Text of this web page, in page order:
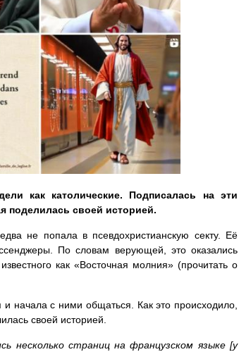
как католические. Подписалась на эти
поделилась своей историей.
не попала в псевдохристианскую секту. Её
По словам верующей, это оказались
как «Восточная молния» (прочитать о
начала с ними общаться. Как это происходило,
своей историей.
несколько страниц на французском языке [у